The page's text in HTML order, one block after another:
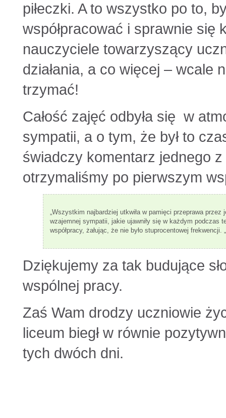
piłeczki. A to wszystko po to,
współpracować i sprawnie się
nauczyciele towarzyszący
działania, a co więcej – wcale
trzymać!
Całość zajęć odbyła się w
sympatii, a o tym, że był to
świadczy komentarz jednego
otrzymaliśmy po pierwszym
„Wszystkim najbardziej utkwiła w pamięci przeprawa
wzajemnej sympatii, jakie ujawniły się w każdym podczas
współpracy, żałując, że nie było stuprocentowej frekwencji. „
Dziękujemy za tak budujące
wspólnej pracy.
Zaś Wam drodzy uczniowie
liceum biegł w równie
tych dwóch dni.